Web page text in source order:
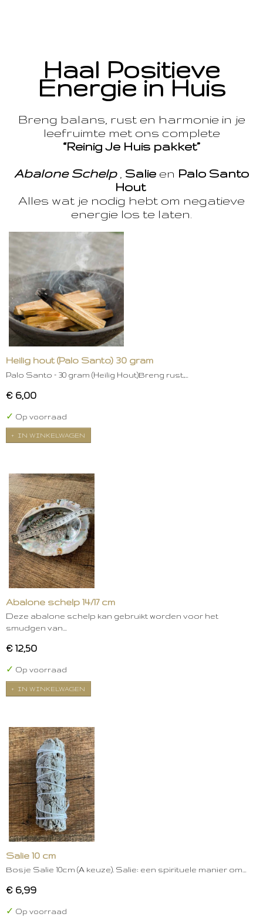
Haal Positieve
Energie in Huis
Breng balans, rust en harmonie in je
leefruimte met ons complete
“Reinig Je Huis pakket”
Abalone Schelp, Salie en Palo Santo
Hout
Alles wat je nodig hebt om negatieve
energie los te laten.
Heilig hout (Palo Santo) 30 gram
Palo Santo – 30 gram (Heilig Hout)Breng rust,…
€ 6,00
✓ Op voorraad
IN WINKELWAGEN
Abalone schelp 14/17 cm
Deze abalone schelp kan gebruikt worden voor het
smudgen van…
€ 12,50
✓ Op voorraad
IN WINKELWAGEN
Salie 10 cm
Bosje Salie 10cm (A keuze). Salie: een spirituele manier om…
€ 6,99
✓ Op voorraad